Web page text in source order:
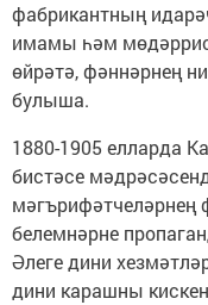
фабрикантның
имамы һәм
өйрәтә, фәннәрнең
булыша.
1880-1905 елларда
бистәсе
мәгърифәтчеләрнең
белемнәрне
Әлеге дини
дини карашны